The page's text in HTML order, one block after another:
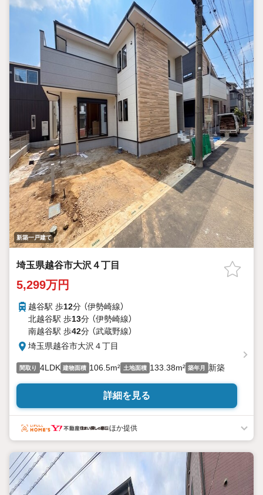
新築一戸建て
埼玉県越谷市大沢４丁目
5,299万円
越谷駅 歩12分 （伊勢崎線）
北越谷駅 歩13分 （伊勢崎線）
南越谷駅 歩42分 （武蔵野線）
埼玉県越谷市大沢４丁目
間取り 4LDK 建物面積 106.5m² 土地面積 133.38m² 築年月 新築
詳細を見る
ほか提供